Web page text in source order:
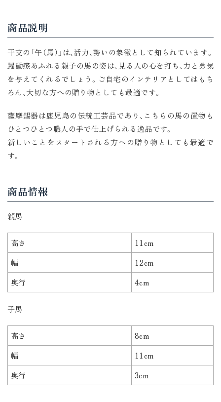
商品説明
干支の「午（馬）」は、活力、勢いの象徴として知られています。
躍動感あふれる親子の馬の姿は、見る人の心を打ち、力と勇気
を与えてくれるでしょう。ご自宅のインテリアとしてはもち
ろん、大切な方への贈り物としても最適です。
薩摩錫器は鹿児島の伝統工芸品であり、こちらの馬の置物も
ひとつひとつ職人の手で仕上げられる逸品です。
新しいことをスタートされる方への贈り物としても最適で
す。
商品情報
親馬
高さ
11cm
幅
12cm
奥行
4cm
子馬
高さ
8cm
幅
11cm
奥行
3cm